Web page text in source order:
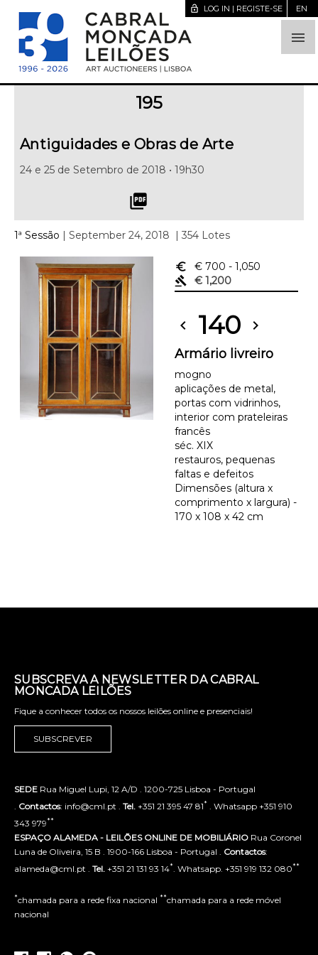

lock_open LOG IN | REGISTE-SE EN
195
Antiguidades e Obras de Arte
24 e 25 de Setembro de 2018 • 19h30
picture_as_pdf
1ª Sessão | September 24, 2018 | 354 Lotes
euro_symbol € 700 - 1,050
gavel
€ 1,200
chevron_left 140 chevron_right
Armário livreiro
mogno
aplicações de metal,
portas com vidrinhos,
interior com prateleiras
francês
séc. XIX
restauros, pequenas
faltas e defeitos
Dimensões (altura x
comprimento x largura) -
170 x 108 x 42 cm
SUBSCREVA A NEWSLETTER DA CABRAL
MONCADA LEILÕES
Fique a conhecer todos os nossos leilões online e presenciais!
SUBSCREVER
SEDE Rua Miguel Lupi, 12 A/D . 1200-725 Lisboa - Portugal
Contactos: info@cml.pt . Tel. +351 21 395 47 81* . Whatsapp +351 910
343 979**
ESPAÇO ALAMEDA - LEILÕES ONLINE DE MOBILIÁRIO Rua Coronel
Luna de Oliveira, 15 B . 1900-166 Lisboa - Portugal . Contactos:
alameda@cml.pt . Tel. +351 21 131 93 14* . Whatsapp. +351 919 132 080**
*chamada para a rede fixa nacional **chamada para a rede móvel
nacional